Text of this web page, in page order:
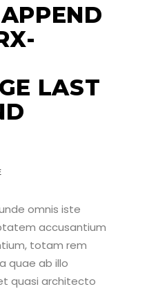
LAST
omnis iste
accusantium
totam rem
quae ab illo
quasi architecto